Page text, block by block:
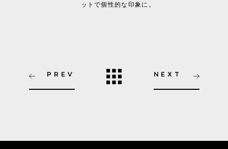
ットで個性的な印象に。
PREV NEXT